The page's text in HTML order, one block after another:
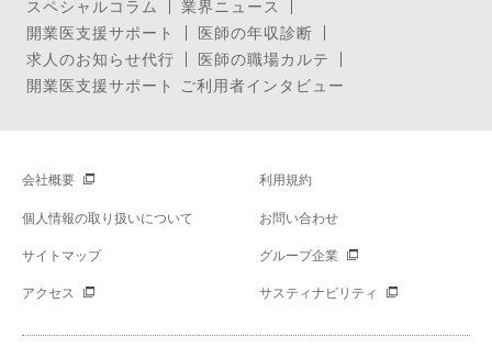
スペシャルコラム
業界ニュース
開業医支援サポート
医師の年収診断
求人のお知らせ代行
医師の職場カルテ
開業医支援サポート ご利用者インタビュー
会社概要 利用規約
個人情報の取り扱いについて お問い合わせ
サイトマップ グループ企業
アクセス サスティナビリティ